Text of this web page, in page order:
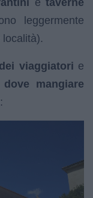
leggermente
viaggiatori e
dove mangiare